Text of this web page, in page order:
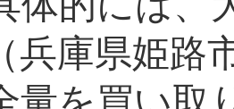
兵庫県姫路